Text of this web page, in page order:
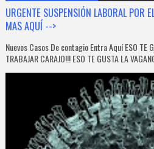
URGENTE SUSPENSIÓN LABORAL POR
MAS AQUÍ -->
Nuevos Casos De contagio Entra Aquí ESO TE
TRABAJAR CARAJO!!! ESO TE GUSTA LA